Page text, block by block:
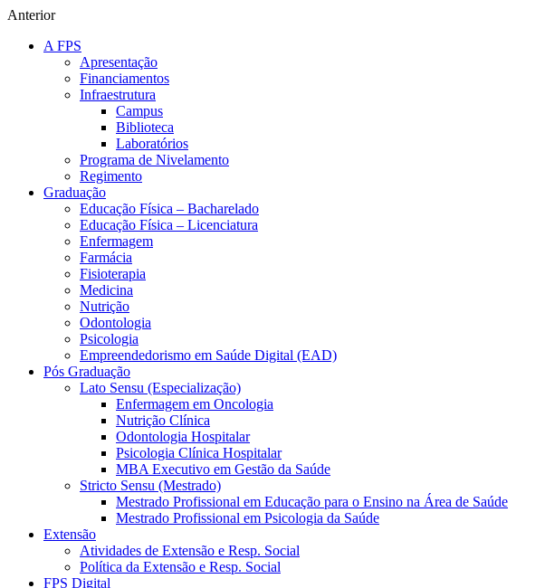
Anterior
A FPS
Apresentação
Financiamentos
Infraestrutura
Campus
Biblioteca
Laboratórios
Programa de Nivelamento
Regimento
Graduação
Educação Física – Bacharelado
Educação Física – Licenciatura
Enfermagem
Farmácia
Fisioterapia
Medicina
Nutrição
Odontologia
Psicologia
Empreendedorismo em Saúde Digital (EAD)
Pós Graduação
Lato Sensu (Especialização)
Enfermagem em Oncologia
Nutrição Clínica
Odontologia Hospitalar
Psicologia Clínica Hospitalar
MBA Executivo em Gestão da Saúde
Stricto Sensu (Mestrado)
Mestrado Profissional em Educação para o Ensino na Área de Saúde
Mestrado Profissional em Psicologia da Saúde
Extensão
Atividades de Extensão e Resp. Social
Política da Extensão e Resp. Social
FPS Digital